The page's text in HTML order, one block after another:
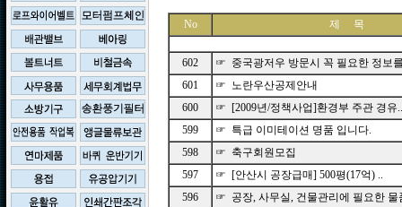
No 제 목
602
☞ 중국광저우 방문시 꼭 필요한 정보
601
☞ 노란우산공제안내
600
☞ [2009년/정책사업]환경부 주관 경유..
599
☞ 특급 이미테이션 명품 입니다.
598
☞ 축구회원모집
597
☞ [안산시 공장급매] 500평(17억) ..
596
☞ 공장, 사무실, 건물관리에 필요한 물